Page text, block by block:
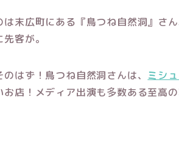
は末広町にある『鳥つね自然洞』さ
客が。
のはず！鳥つね自然洞さんは、 ミシ
お店！メディア出演も多数ある至高の